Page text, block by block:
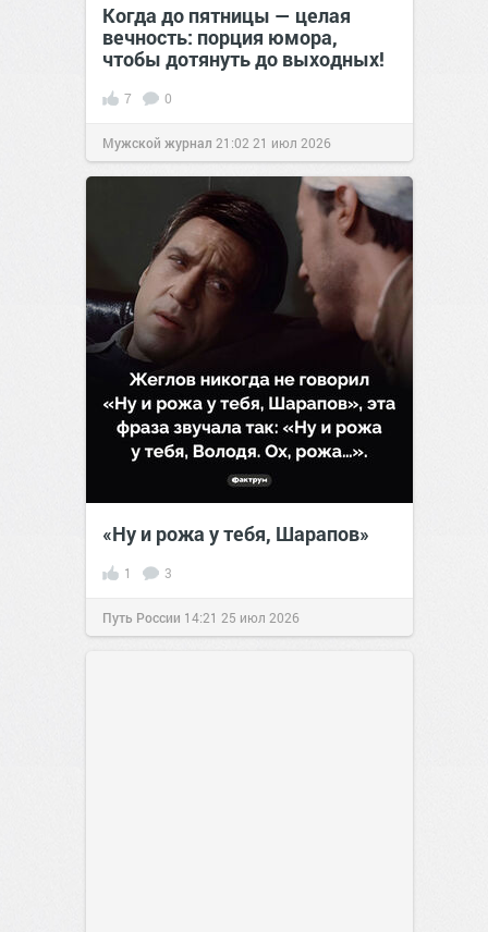
Когда до пятницы — целая
вечность: порция юмора,
чтобы дотянуть до выходных!
7 0
Мужской журнал 21:02 21 июл 2026
«Ну и рожа у тебя, Шарапов»
1 3
Путь России 14:21 25 июл 2026